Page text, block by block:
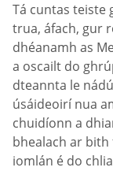
Tá cuntas teiste
trua, áfach, gur
dhéanamh as
a oscailt do
dteannta le
úsáideoirí nua
chuidíonn a
bhealach ar
iomlán é do